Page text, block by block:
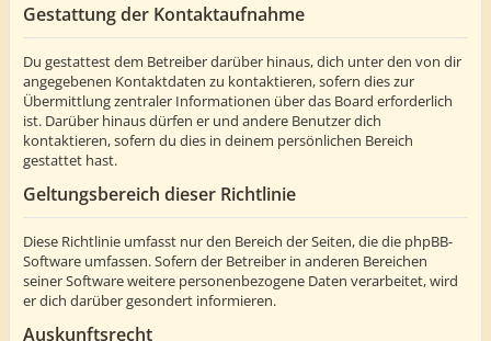
Gestattung der Kontaktaufnahme
Du gestattest dem Betreiber darüber hinaus, dich unter den von dir
angegebenen Kontaktdaten zu kontaktieren, sofern dies zur
Übermittlung zentraler Informationen über das Board erforderlich
ist. Darüber hinaus dürfen er und andere Benutzer dich
kontaktieren, sofern du dies in deinem persönlichen Bereich
gestattet hast.
Geltungsbereich dieser Richtlinie
Diese Richtlinie umfasst nur den Bereich der Seiten, die die phpBB-
Software umfassen. Sofern der Betreiber in anderen Bereichen
seiner Software weitere personenbezogene Daten verarbeitet, wird
er dich darüber gesondert informieren.
Auskunftsrecht